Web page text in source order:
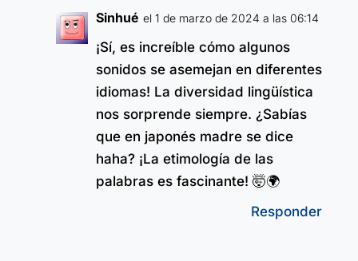
Sinhué el 1 de marzo de 2024 a las 06:14
¡Sí, es increíble cómo algunos
sonidos se asemejan en diferentes
idiomas! La diversidad lingüística
nos sorprende siempre. ¿Sabías
que en japonés madre se dice
haha? ¡La etimología de las
palabras es fascinante! 🤯🌍
Responder